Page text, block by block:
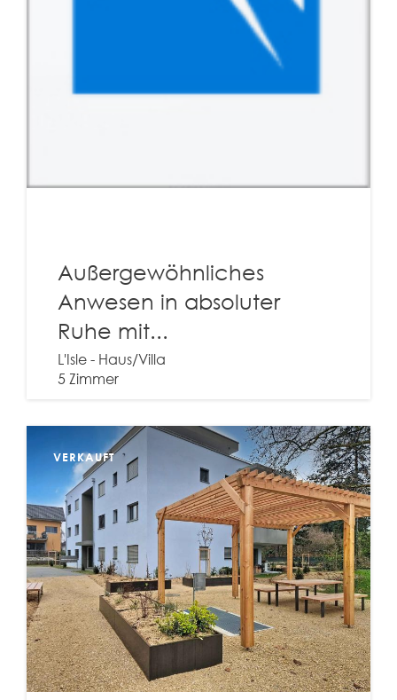
Außergewöhnliches
Anwesen in absoluter
Ruhe mit...
L'Isle - Haus/Villa
5 Zimmer
VERKAUFT